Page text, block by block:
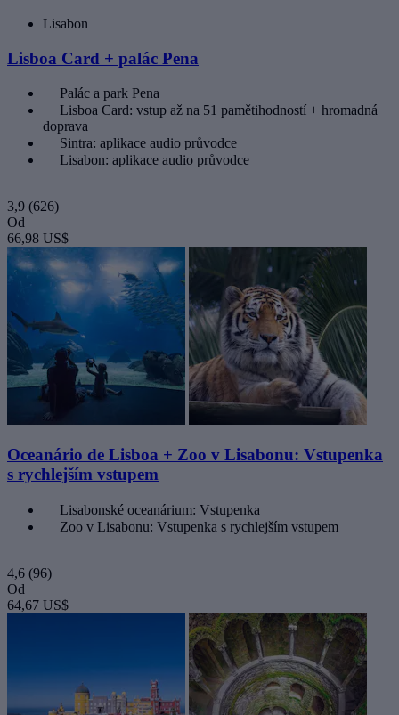
Lisabon
Lisboa Card + palác Pena
Palác a park Pena
Lisboa Card: vstup až na 51 pamětihodností + hromadná
doprava
Sintra: aplikace audio průvodce
Lisabon: aplikace audio průvodce
3,9 (626)
Od
66,98 US$
Oceanário de Lisboa + Zoo v Lisabonu: Vstupenka
s rychlejším vstupem
Lisabonské oceanárium: Vstupenka
Zoo v Lisabonu: Vstupenka s rychlejším vstupem
4,6 (96)
Od
64,67 US$